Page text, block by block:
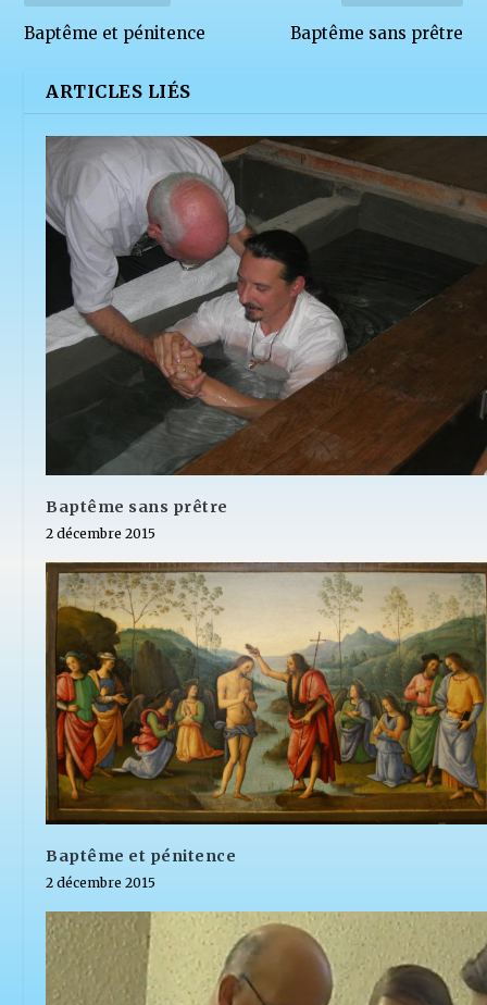
Baptême et pénitence Baptême sans prêtre
ARTICLES LIÉS
Baptême sans prêtre
2 décembre 2015
Baptême et pénitence
2 décembre 2015